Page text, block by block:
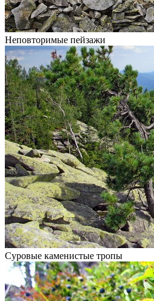
Неповторимые пейзажи
Суровые каменистые тропы